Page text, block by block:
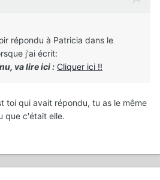
répondu à Patricia dans le
j'ai écrit:
va lire ici : Cliquer ici !!
toi qui avait répondu, tu as le même
que c'était elle.